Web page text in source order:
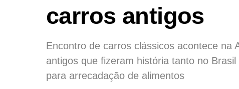
carros antigos
Encontro de carros clássicos acontece na
antigos que fizeram história tanto no
para arrecadação de alimentos